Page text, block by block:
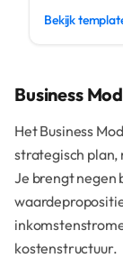
Bekijk
Business
Het Business
strategisch plan,
Je brengt negen
kostenstructuur.